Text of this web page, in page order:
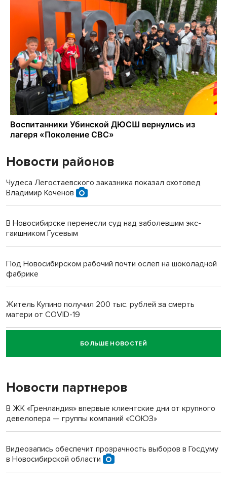
Новости районов
Чудеса Легостаевского заказника показал охотовед
Владимир Коченов
В Новосибирске перенесли суд над заболевшим экс-
гаишником Гусевым
Под Новосибирском рабочий почти ослеп на шоколадной
фабрике
Житель Купино получил 200 тыс. рублей за смерть
матери от COVID-19
Новосибирский суд наказал водителя за смерть
пенсионерки на вокзале
БОЛЬШЕ НОВОСТЕЙ
Новости партнеров
В ЖК «Гренландия» впервые клиентские дни от крупного
девелопера — группы компаний «СОЮЗ»
Видеозапись обеспечит прозрачность выборов в Госдуму
в Новосибирской области